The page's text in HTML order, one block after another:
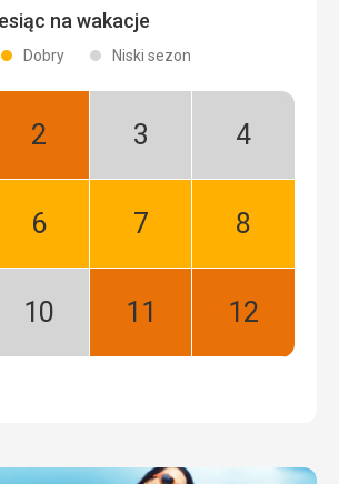
na wakacje
Dobry Niski sezon
Luty:
Marzec:
Kwiecień:
Czerwiec:
Lipiec:
Sierpień:
Październik:
Listopad:
Grudzień:
Najlepszy